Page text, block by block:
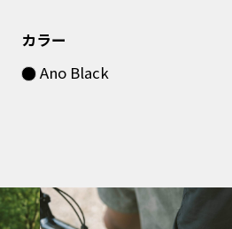
カラー
Ano Black